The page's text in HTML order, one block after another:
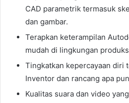
CAD parametrik termasuk
dan gambar.
Terapkan keterampilan
mudah di lingkungan
Tingkatkan kepercayaan diri
Inventor dan rancang apa
Kualitas suara dan video